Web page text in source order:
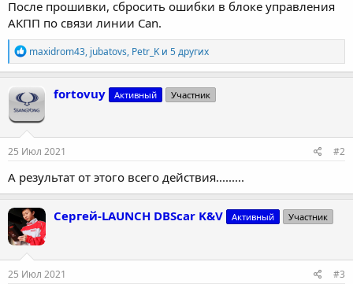
После прошивки, сбросить ошибки в блоке управления
АКПП по связи линии Can.
Р
е
а
к
ц
и
и
:
maxidrom43, jubatovs, Petr_Kи 5 других
fortovuy Активный Участник
25 Июл 2021 #2
А результат от этого всего действия.........
Сергей-LAUNCH DBScar K&V Активный Участник
25 Июл 2021 #3